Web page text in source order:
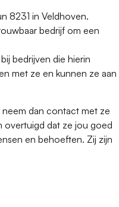
8231 in Veldhoven.
bedrijf om een
bedrijven die hierin
met ze en kunnen ze aan
dan contact met ze
overtuigd dat ze jou goed
en behoeften. Zij zijn